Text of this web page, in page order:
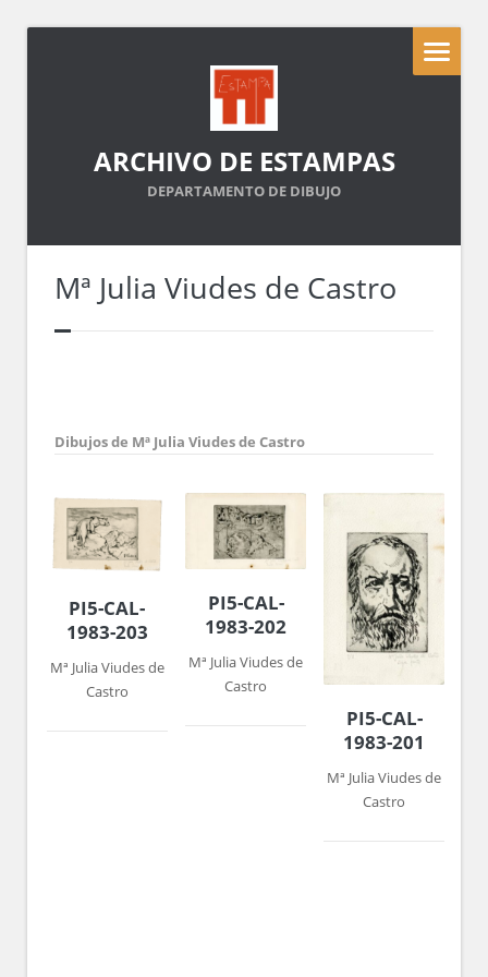
ARCHIVO DE ESTAMPAS
DEPARTAMENTO DE DIBUJO
Mª Julia Viudes de Castro
Dibujos de Mª Julia Viudes de Castro
PI5-CAL-
1983-203
Mª Julia Viudes de
Castro
PI5-CAL-
1983-202
Mª Julia Viudes de
Castro
PI5-CAL-
1983-201
Mª Julia Viudes de
Castro